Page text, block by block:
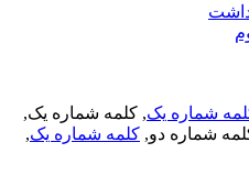
شماره یک, کلمه شماره یک,
شماره دو,کلمه شماره یک,